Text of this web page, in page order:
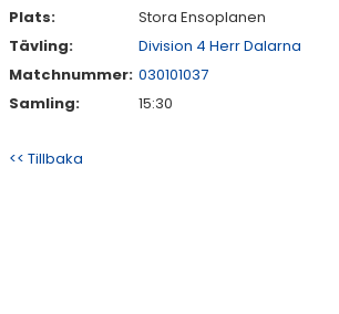
Plats:
Stora Ensoplanen
Tävling:
Division 4 Herr Dalarna
Matchnummer: 030101037
Samling:
15:30
<< Tillbaka